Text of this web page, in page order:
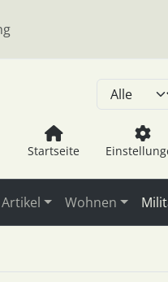
Startseite
Wohnen